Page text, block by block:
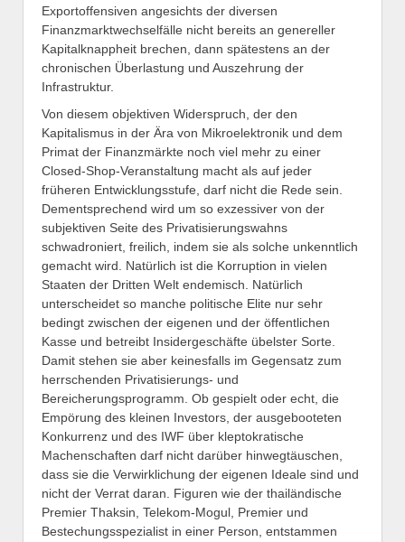
Exportoffensiven angesichts der diversen
Finanzmarktwechselfälle nicht bereits an genereller
Kapitalknappheit brechen, dann spätestens an der
chronischen Überlastung und Auszehrung der
Infrastruktur.
Von diesem objektiven Widerspruch, der den
Kapitalismus in der Ära von Mikroelektronik und dem
Primat der Finanzmärkte noch viel mehr zu einer
Closed-Shop-Veranstaltung macht als auf jeder
früheren Entwicklungsstufe, darf nicht die Rede sein.
Dementsprechend wird um so exzessiver von der
subjektiven Seite des Privatisierungswahns
schwadroniert, freilich, indem sie als solche unkenntlich
gemacht wird. Natürlich ist die Korruption in vielen
Staaten der Dritten Welt endemisch. Natürlich
unterscheidet so manche politische Elite nur sehr
bedingt zwischen der eigenen und der öffentlichen
Kasse und betreibt Insidergeschäfte übelster Sorte.
Damit stehen sie aber keinesfalls im Gegensatz zum
herrschenden Privatisierungs- und
Bereicherungsprogramm. Ob gespielt oder echt, die
Empörung des kleinen Investors, der ausgebooteten
Konkurrenz und des IWF über kleptokratische
Machenschaften darf nicht darüber hinwegtäuschen,
dass sie die Verwirklichung der eigenen Ideale sind und
nicht der Verrat daran. Figuren wie der thailändische
Premier Thaksin, Telekom-Mogul, Premier und
Bestechungsspezialist in einer Person, entstammen